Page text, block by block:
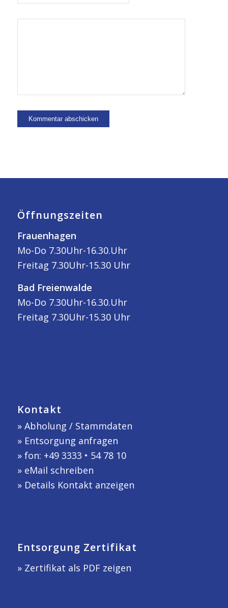
Öffnungszeiten
Frauenhagen
Mo-Do 7.30Uhr-16.30.Uhr
Freitag 7.30Uhr-15.30 Uhr
Bad Freienwalde
Mo-Do 7.30Uhr-16.30.Uhr
Freitag 7.30Uhr-15.30 Uhr
Kontakt
» Abholung / Stammdaten
» Entsorgung anfragen
» fon: +49 3333 • 54 78 10
» eMail schreiben
» Details Kontakt anzeigen
Entsorgung Zertifikat
» Zertifikat als PDF zeigen